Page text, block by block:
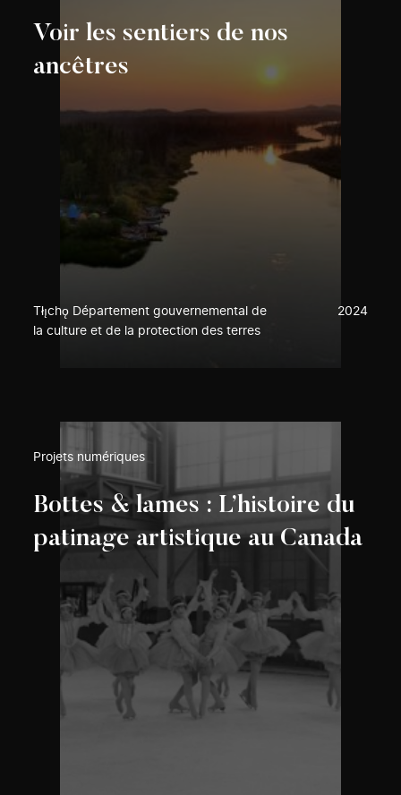
Voir les sentiers de nos
ancêtres
Tłı̨chǫ Département gouvernemental de
la culture et de la protection des terres
2024
Projets numériques
Bottes & lames : L’histoire du
patinage artistique au Canada